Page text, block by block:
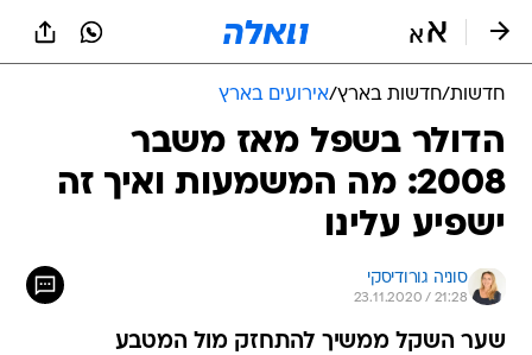
חדשות/חדשות בארץ/אירועים בארץ
הדולר בשפל מאז משבר
2008: מה המשמעות ואיך זה
ישפיע עלינו
סוניה גורודיסקי
23.11.2020 / 21:28
שער השקל ממשיך להתחזק מול המטבע